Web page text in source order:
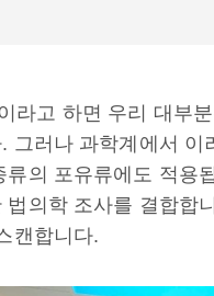
라고 하면 우리 대부
그러나 과학계에서
류의 포유류에도 적용
법의학 조사를 결합합
캔합니다.